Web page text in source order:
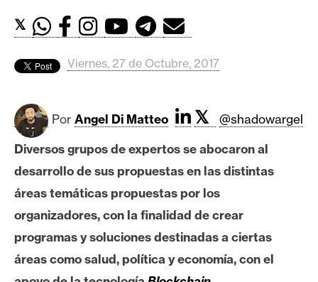
o
M
e
r
a
o
s
B
i
t
𝕏
Viernes, 27 de Octubre, 2017
Por Angel Di Matteo 𝕏
@shadowargel
Diversos grupos de expertos se abocaron al
desarrollo de sus propuestas en las distintas
áreas temáticas propuestas por los
organizadores, con la finalidad de crear
programas y soluciones destinadas a ciertas
áreas como salud, política y economía, con el